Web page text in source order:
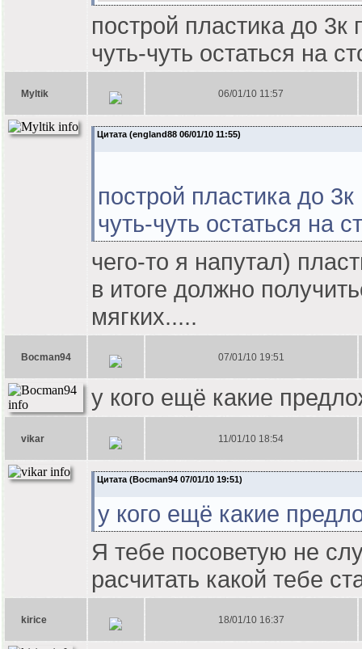
построй пластика до
чуть-чуть остаться на
Myltik 06/01/10 11:57
Цитата (england88 06/01/10 11:55)
построй пластика до
чуть-чуть остаться на
чего-то я напутал)
в итоге должно
мягких.....
Bocman94 07/01/10 19:51
у кого ещё какие
vikar 11/01/10 18:54
Цитата (Bocman94 07/01/10 19:51)
у кого ещё какие
Я тебе посоветую не
расчитать какой тебе
kirice 18/01/10 16:37